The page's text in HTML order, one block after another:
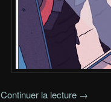
Continuer la lecture →